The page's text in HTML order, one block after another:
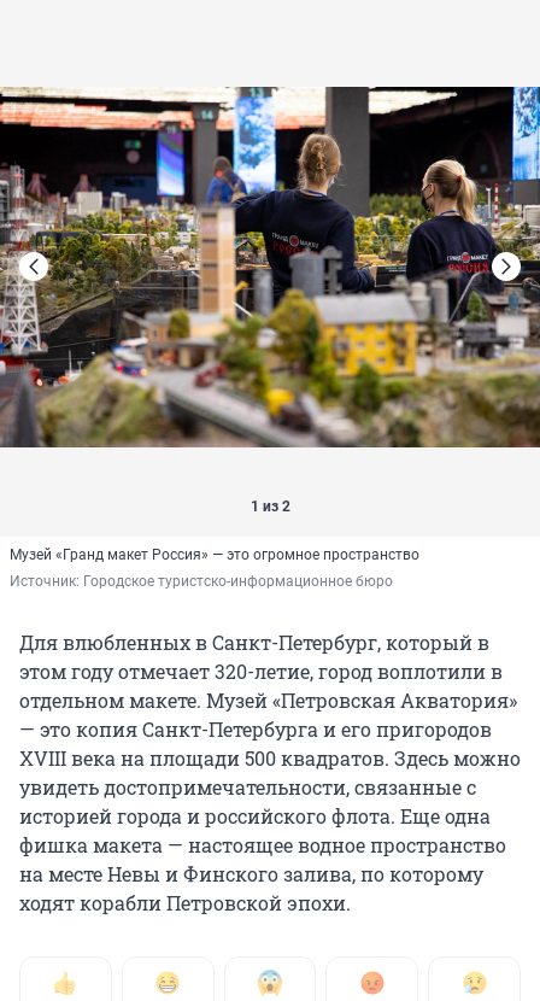
1 из 2
Музей «Гранд макет Россия» — это огромное пространство
Источник: Городское туристско-информационное бюро
Для влюбленных в Санкт-Петербург, который в
этом году отмечает 320-летие, город воплотили в
отдельном макете. Музей «Петровская Акватория»
— это копия Санкт-Петербурга и его пригородов
XVIII века на площади 500 квадратов. Здесь можно
увидеть достопримечательности, связанные с
историей города и российского флота. Еще одна
фишка макета — настоящее водное пространство
на месте Невы и Финского залива, по которому
ходят корабли Петровской эпохи.